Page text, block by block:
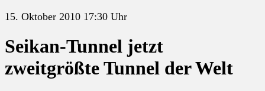
15. Oktober 2010 17:30 Uhr
Seikan-Tunnel jetzt
zweitgrößte Tunnel der Welt